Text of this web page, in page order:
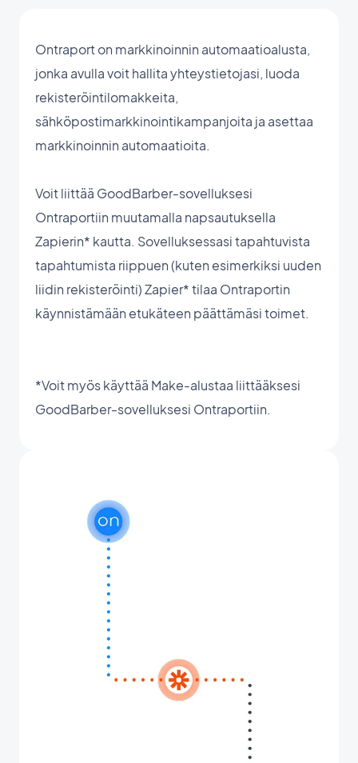
Ontraport on markkinoinnin automaatioalusta,
jonka avulla voit hallita yhteystietojasi, luoda
rekisteröintilomakkeita,
sähköpostimarkkinointikampanjoita ja asettaa
markkinoinnin automaatioita.
Voit liittää GoodBarber-sovelluksesi
Ontraportiin muutamalla napsautuksella
Zapierin* kautta. Sovelluksessasi tapahtuvista
tapahtumista riippuen (kuten esimerkiksi uuden
liidin rekisteröinti) Zapier* tilaa Ontraportin
käynnistämään etukäteen päättämäsi toimet.
*Voit myös käyttää Make-alustaa liittääksesi
GoodBarber-sovelluksesi Ontraportiin.